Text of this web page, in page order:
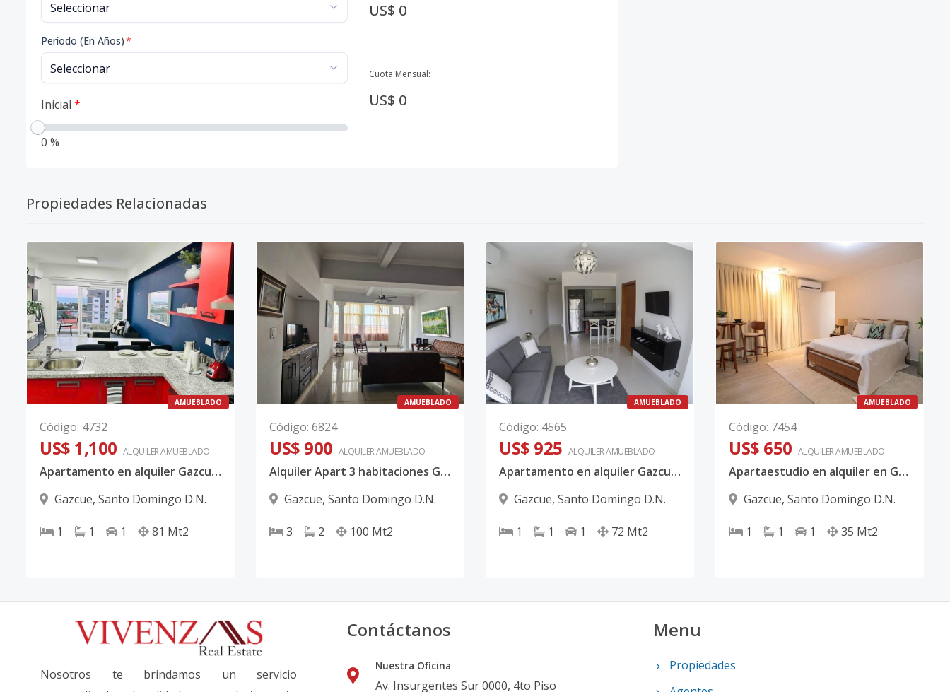
Período (En Años)*
Inicial *
0 %
US$ 0
Cuota Mensual:
US$ 0
Propiedades Relacionadas
AMUEBLADO
Código: 4732
US$ 1,100 ALQUILERAMUEBLADO
Apartamento en alquiler Gazcue Santo Domingo
Gazcue, Santo Domingo D.N.
1 1 1 81 Mt2
AMUEBLADO
Código: 6824
US$ 900 ALQUILERAMUEBLADO
Alquiler Apart 3 habitaciones Gazcue Amueblado
Gazcue, Santo Domingo D.N.
3 2 100 Mt2
AMUEBLADO
Código: 4565
US$ 925 ALQUILERAMUEBLADO
Apartamento en alquiler Gazcue Santo Domingo
Gazcue, Santo Domingo D.N.
1 1 1 72 Mt2
AMUEBLADO
Código: 7454
US$ 650 ALQUILERAMUEBLADO
Apartaestudio en alquiler en Gazcue
Gazcue, Santo Domingo D.N.
1 1 1 35 Mt2
Nosotros te brindamos un servicio
Contáctanos
Nuestra Oficina
Av. Insurgentes Sur 0000, 4to Piso
Menu
Propiedades